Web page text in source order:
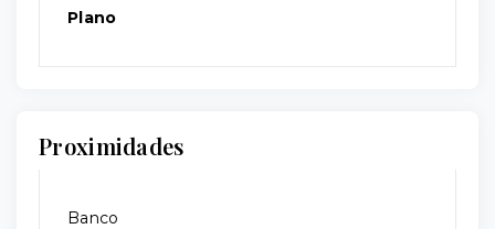
Plano
Proximidades
Banco